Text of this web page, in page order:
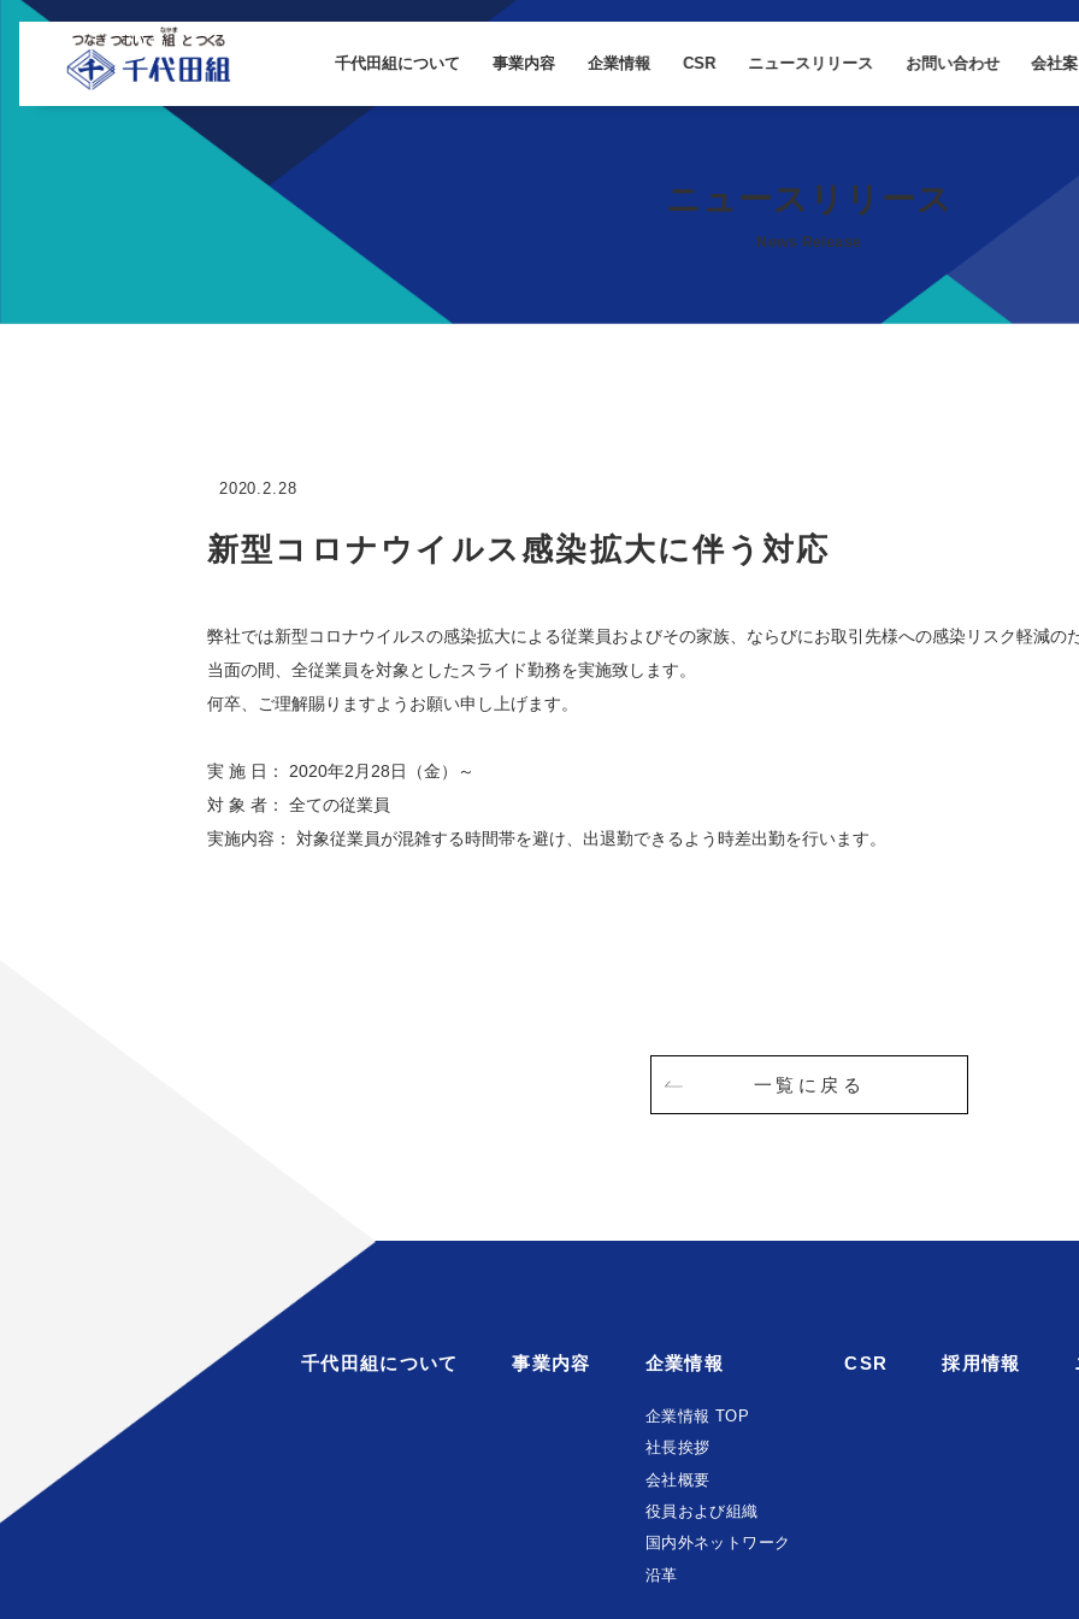
千代田組について 事業内容 企業情報 CSR ニュースリリース お問い合わせ 会社
ニュースリリース
News Release
新型コロナウイルス感染拡大に伴う対応
弊社では新型コロナウイルスの感染拡大による従業員およびその家族、ならびにお取引先様への感染リスク軽減の
当面の間、全従業員を対象としたスライド勤務を実施致します。
何卒、ご理解賜りますようお願い申し上げます。
実 施 日： 2020年2月28日（金）～
対 象 者： 全ての従業員
実施内容： 対象従業員が混雑する時間帯を避け、出退勤できるよう時差出勤を行います。
一覧に戻る
千代田組について 事業内容 企業情報
企業情報 TOP
社長挨拶
会社概要
役員および組織
国内外ネットワーク
沿革
CSR 採用情報